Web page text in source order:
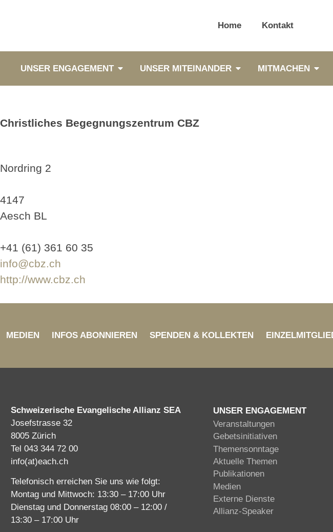
Home Kontakt
UNSER ENGAGEMENT UNSER MITEINANDER MITMACHEN
Christliches Begegnungszentrum CBZ
Nordring 2
4147
Aesch BL
+41 (61) 361 60 35
info@cbz.ch
http://www.cbz.ch
MEDIEN INFOS ABONNIEREN SPENDEN & KOLLEKTEN
Schweizerische Evangelische Allianz SEA
Josefstrasse 32
8005 Zürich
Tel 043 344 72 00
info(at)each.ch
Telefonisch erreichen Sie uns wie folgt:
Montag und Mittwoch: 13:30 – 17:00 Uhr
Dienstag und Donnerstag 08:00 – 12:00 /
13:30 – 17:00 Uhr
UNSER ENGAGEMENT
Veranstaltungen
Gebetsinitiativen
Themensonntage
Aktuelle Themen
Publikationen
Medien
Externe Dienste
Allianz-Speaker